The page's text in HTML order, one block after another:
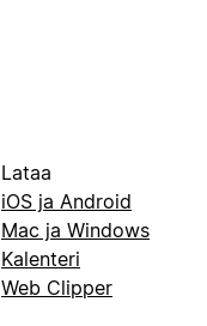
Lataa
iOS ja Android
Mac ja Windows
Kalenteri
Web Clipper